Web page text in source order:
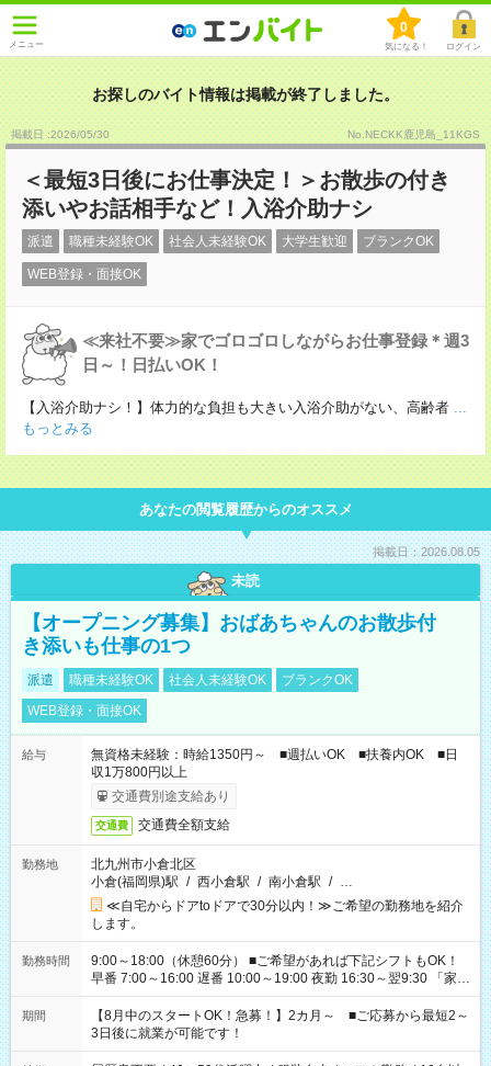
メニュー
0
気になる！ ログイン
お探しのバイト情報は掲載が終了しました。
掲載日 :2026/05/30 No.NECKK鹿児島_11KGS
＜最短3日後にお仕事決定！＞お散歩の付き
添いやお話相手など！入浴介助ナシ
派遣 職種未経験OK 社会人未経験OK 大学生歓迎 ブランクOK
WEB登録・面接OK
≪来社不要≫家でゴロゴロしながらお仕事登録＊週3
日～！日払いOK！
【入浴介助ナシ！】体力的な負担も大きい入浴介助がない、高齢者 ...
もっとみる
あなたの閲覧履歴からのオススメ
掲載日：2026.08.05
未読
【オープニング募集】おばあちゃんのお散歩付
き添いも仕事の1つ
派遣 職種未経験OK 社会人未経験OK
ブランクOK
WEB登録・面接OK
給与
無資格未経験：時給1350円～ ■週払いOK ■扶養内OK ■日
収1万800円以上
交通費別途支給あり
交通費 交通費全額支給
勤務地
北九州市小倉北区
小倉(福岡県)駅 / 西小倉駅 / 南小倉駅 / …
≪自宅からドアtoドアで30分以内！≫ご希望の勤務地を紹介
します。
勤務時間
9:00～18:00（休憩60分） ■ご希望があれば下記シフトもOK！
早番 7:00～16:00 遅番 10:00～19:00 夜勤 16:30～翌9:30 「家族
と休みを合わせたい」 「余裕を持って夕飯の準備がしたい」
「できれば残業はしたくない」 など、ご希望を教えてください
ね。 ※Wワーク希望の方へ 今ご覧のお仕事で希望する勤務時間
と、もう1つのお仕事の勤務時間。 合計で週40時間を超える場
期間
【8月中のスタートOK！急募！】2カ月～ ■ご応募から最短2～
3日後に就業が可能です！